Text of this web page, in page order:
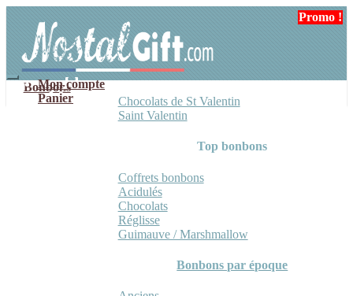
navigation
contenu
Mon compte
Panier
Bonbons
Chocolats de St Valentin
Saint Valentin
Top bonbons
Coffrets bonbons
Acidulés
Chocolats
Réglisse
Guimauve / Marshmallow
Bonbons par époque
Promo !
Promo !
Promo !
Promo !